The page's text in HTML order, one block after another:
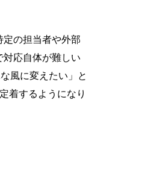
の担当者や外部
応自体が難しい
風に変えたい」と
着するようになり